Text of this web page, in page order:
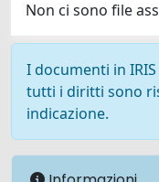
Non ci sono file
I documenti in
tutti i diritti sono
indicazione.